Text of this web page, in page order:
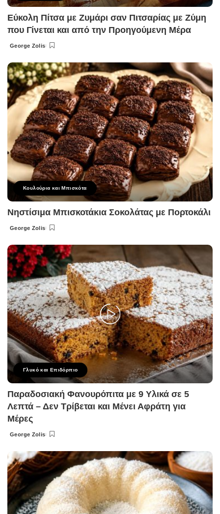
Εύκολη Πίτσα με Ζυμάρι σαν Πιτσαρίας με Ζύμη
που Γίνεται και από την Προηγούμενη Μέρα
Posted
George Zolis
Κουλούρια και Μπισκότα
Νηστίσιμα Μπισκοτάκια Σοκολάτας με Πορτοκάλι
Posted
George Zolis
Γλυκό και Επιδόρπιο
Παραδοσιακή Φανουρόπιτα με 9 Υλικά σε 5
Λεπτά – Δεν Τρίβεται και Μένει Αφράτη για
Μέρες
Posted
George Zolis